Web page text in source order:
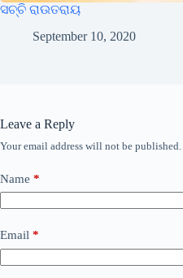
ସଚ୍ଚି ରାଉତରାୟ
September 10, 2020
Leave a Reply
Your email address will not be published.
Name *
Email *